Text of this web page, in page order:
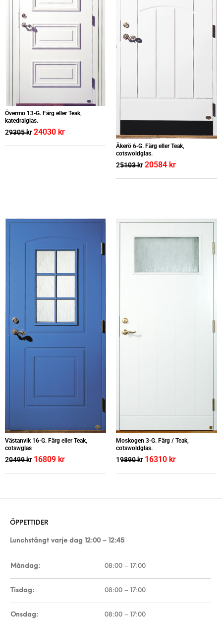
Övermo 13-G. Färg eller Teak,
katedralglas.
29305kr24030 kr
Åkerö 6-G. Färg eller Teak,
cotswoldglas.
25103kr20584 kr
Västanvik 16-G. Färg eller Teak,
cotswglas
20499kr 16809 kr
Moskogen 3-G. Färg / Teak,
cotswoldglas.
19890kr 16310 kr
ÖPPETTIDER
Lunchstängt varje dag 12:00 – 12:45
Måndag: 08:00 – 17:00
Tisdag: 08:00 – 17:00
Onsdag: 08:00 – 17:00